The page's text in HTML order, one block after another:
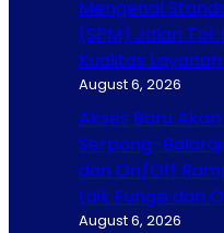
Mengenal
(SPM) Jalan
Kualitas
August 6, 2026
Akses Baru
dan On/Off
Laik Fungsi dan
August 6, 2026